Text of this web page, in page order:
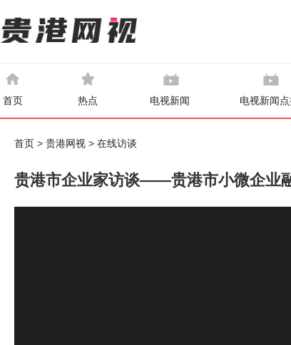
首页 热点 电视新闻 电视新闻
首页 > 贵港网视 > 在线访谈
贵港市企业家访谈——贵港市小微企业